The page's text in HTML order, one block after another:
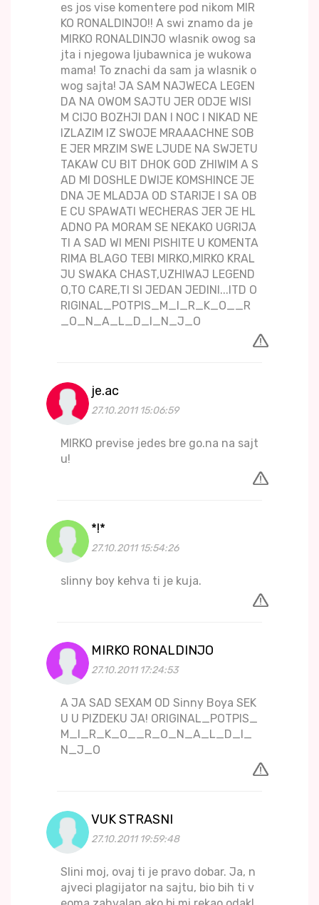
es jos vise komentere pod nikom MIR
KO RONALDINJO!! A swi znamo da je
MIRKO RONALDINJO wlasnik owog sa
jta i njegowa ljubawnica je wukowa
mama! To znachi da sam ja wlasnik o
wog sajta! JA SAM NAJWECA LEGEN
DA NA OWOM SAJTU JER ODJE WISI
M CIJO BOZHJI DAN I NOC I NIKAD NE
IZLAZIM IZ SWOJE MRAAACHNE SOB
E JER MRZIM SWE LJUDE NA SWJETU
TAKAW CU BIT DHOK GOD ZHIWIM A S
AD MI DOSHLE DWIJE KOMSHINCE JE
DNA JE MLADJA OD STARIJE I SA OB
E CU SPAWATI WECHERAS JER JE HL
ADNO PA MORAM SE NEKAKO UGRIJA
TI A SAD WI MENI PISHITE U KOMENTA
RIMA BLAGO TEBI MIRKO,MIRKO KRAL
JU SWAKA CHAST,UZHIWAJ LEGEND
O,TO CARE,TI SI JEDAN JEDINI...ITD O
RIGINAL_POTPIS_M_I_R_K_O__R
_O_N_A_L_D_I_N_J_O
je.ac
27.10.2011 15:06:59
MIRKO previse jedes bre go.na na sajt
u!
*!*
27.10.2011 15:54:26
slinny boy kehva ti je kuja.
MIRKO RONALDINJO
27.10.2011 17:24:53
A JA SAD SEXAM OD Sinny Boya SEK
U U PIZDEKU JA! ORIGINAL_POTPIS_
M_I_R_K_O__R_O_N_A_L_D_I_
N_J_O
VUK STRASNI
27.10.2011 19:59:48
Slini moj, ovaj ti je pravo dobar. Ja, n
ajveci plagijator na sajtu, bio bih ti v